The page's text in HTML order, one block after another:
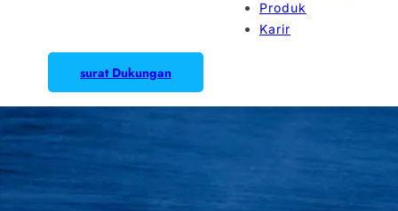
Produk
Karir
surat Dukungan